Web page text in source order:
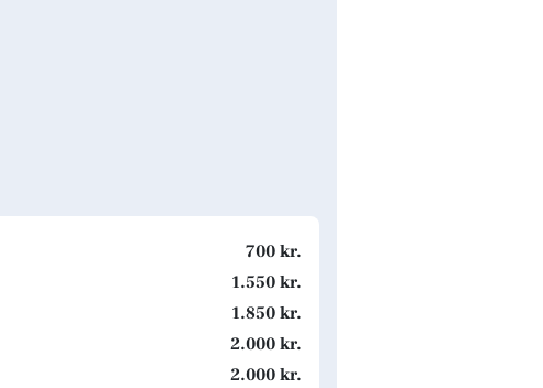
700 kr.
1.550 kr.
1.850 kr.
2.000 kr.
2.000 kr.